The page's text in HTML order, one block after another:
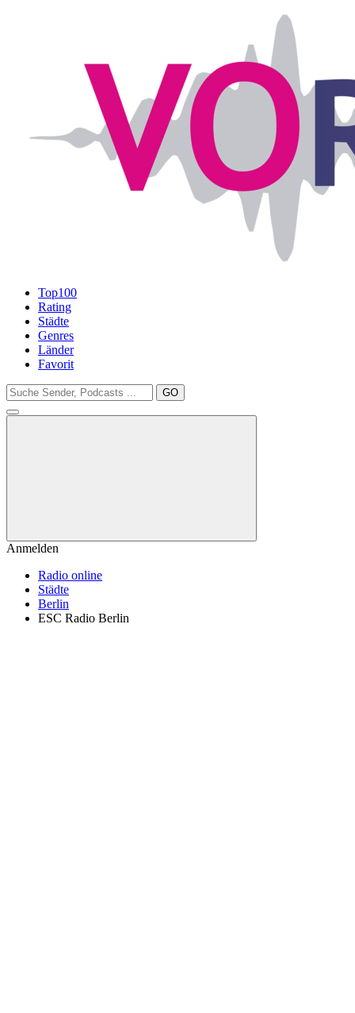
Top100
Rating
Städte
Genres
Länder
Favorit
GO
Anmelden
Radio online
Städte
Berlin
ESC Radio Berlin